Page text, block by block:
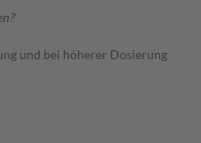
und bei höherer Dosierung